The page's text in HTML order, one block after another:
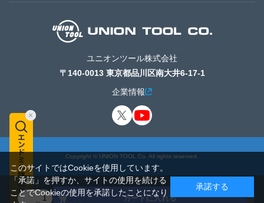
ユニオンツール株式会社
〒140-0013 東京都品川区南大井6-17-1
企業情報
Copyright © UNION TOOL Co. All rights reserved.
このサイトではCookieを使用しています。
「承諾」を押すか、サイトの使用を続ける
ことでCookieの使用を承諾したことになり
承諾する
カートに入れる